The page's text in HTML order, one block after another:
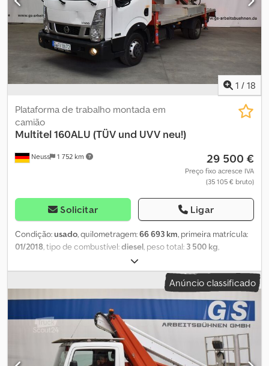
dos estabilizadores: 3,28 m Pressão nos estabilizadores: dianteiro:
24 kN / traseiro: 12 kN Carta de condução necessária: B / 3 Peso
próprio: 3.350 kg Peso bruto admissível: 3.500 kg Características
especiais: Cesto de trabalho rotativo, área de carga com laterais,
carroçaria tipo furgão para materiais: 1,50 x 0,50 x 0,50 m.
Observação: Inspeção Tüv e UVV recentes. Localização: 41468
Neuss Disponível imediatamente
1 / 18
Neuss 1 752 km
Plataforma de trabalho montada em
camião
Multitel160ALU (TÜV und UVV neu!)
29 500 €
Preço fixo acresce IVA
(35 105 € bruto)
Solicitar Ligar
Condição:usado, quilometragem:66 693 km, primeira matrícula:
01/2018, tipo de combustível:diesel, peso total: 3 500 kg,
, largura total:
2 800 mm, Ano de fabrico:2018, Fabricante: Multitel Modelo:
160ALU Ano de fabricação: 2018 Tipo de produto: Usado Dados:
Altura máxima de trabalho: 16,35 m Altura máxima da plataforma:
14,35 m Alcance máximo: 9,90 m Dimensões totais (C x L x A): 6,78 x
2,12 x 2,80 m Dimensões da plataforma (L x P): 1,20 x 0,70 m Carga
máxima na plataforma: 200 kg Ângulo de rotação da parte
superior: 350° Altura do solo: 0,20 m Largura dos estabilizadores
(perpendicular): 2,17 m Crjdpfx Ajzkfdmjhyef Comprimento dos
Anúncio classificado